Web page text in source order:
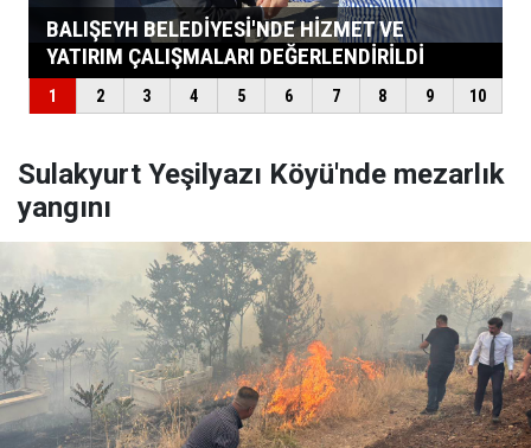
Sulakyurt Yeşilyazı Köyü'nde mezarlık
yangını